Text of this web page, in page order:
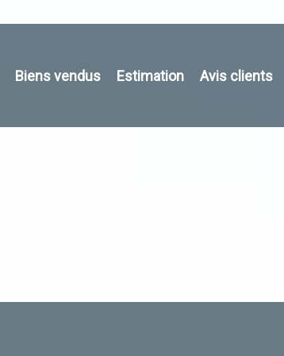
Biens vendus Estimation Avis clients